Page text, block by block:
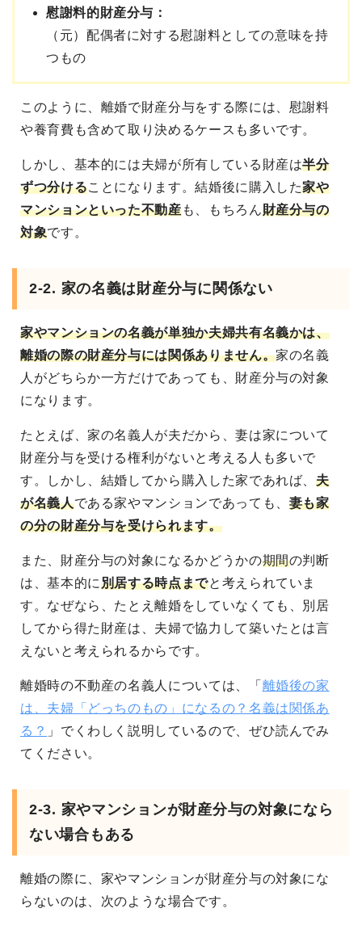
慰謝料的財産分与：
（元）配偶者に対する慰謝料としての意味を持
つもの
このように、離婚で財産分与をする際には、慰謝料
や養育費も含めて取り決めるケースも多いです。
しかし、基本的には夫婦が所有している財産は半分
ずつ分けることになります。結婚後に購入した家や
マンションといった不動産も、もちろん財産分与の
対象です。
2-2. 家の名義は財産分与に関係ない
家やマンションの名義が単独か夫婦共有名義かは、
離婚の際の財産分与には関係ありません。家の名義
人がどちらか一方だけであっても、財産分与の対象
になります。
たとえば、家の名義人が夫だから、妻は家について
財産分与を受ける権利がないと考える人も多いで
す。しかし、結婚してから購入した家であれば、夫
が名義人である家やマンションであっても、 妻も家
の分の財産分与を受けられます。
また、財産分与の対象になるかどうかの期間の判断
は、基本的に別居する時点までと考えられていま
す。なぜなら、たとえ離婚をしていなくても、別居
してから得た財産は、夫婦で協力して築いたとは言
えないと考えられるからです。
離婚時の不動産の名義人については、「 離婚後の家
は、夫婦「どっちのもの」になるの？名義は関係あ
る？ 」でくわしく説明しているので、ぜひ読んでみ
てください。
2-3. 家やマンションが財産分与の対象になら
ない場合もある
離婚の際に、家やマンションが財産分与の対象にな
らないのは、次のような場合です。